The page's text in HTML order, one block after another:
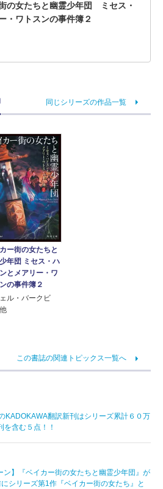
の女たちと幽霊少年団 ミセス・
・ワトスンの事件簿２
同じシリーズの作品一覧
ー街の女たちと
年団 ミセス・ハ
とメアリー・ワ
の事件簿２
ル・バークビ
この書誌の関連トピックス一覧へ
翻訳新刊はシリーズ累計６０万
含む５点！！
ン】『ベイカー街の女たちと幽霊少年団』が
シリーズ第1作『ベイカー街の女たち』と